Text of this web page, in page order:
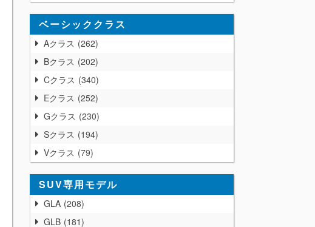
ベーシッククラス
Aクラス 262
Bクラス 202
Cクラス 340
Eクラス 252
Gクラス 230
Sクラス
194
Vクラス 79
SUV専用モデル
GLA 208
GLB 181